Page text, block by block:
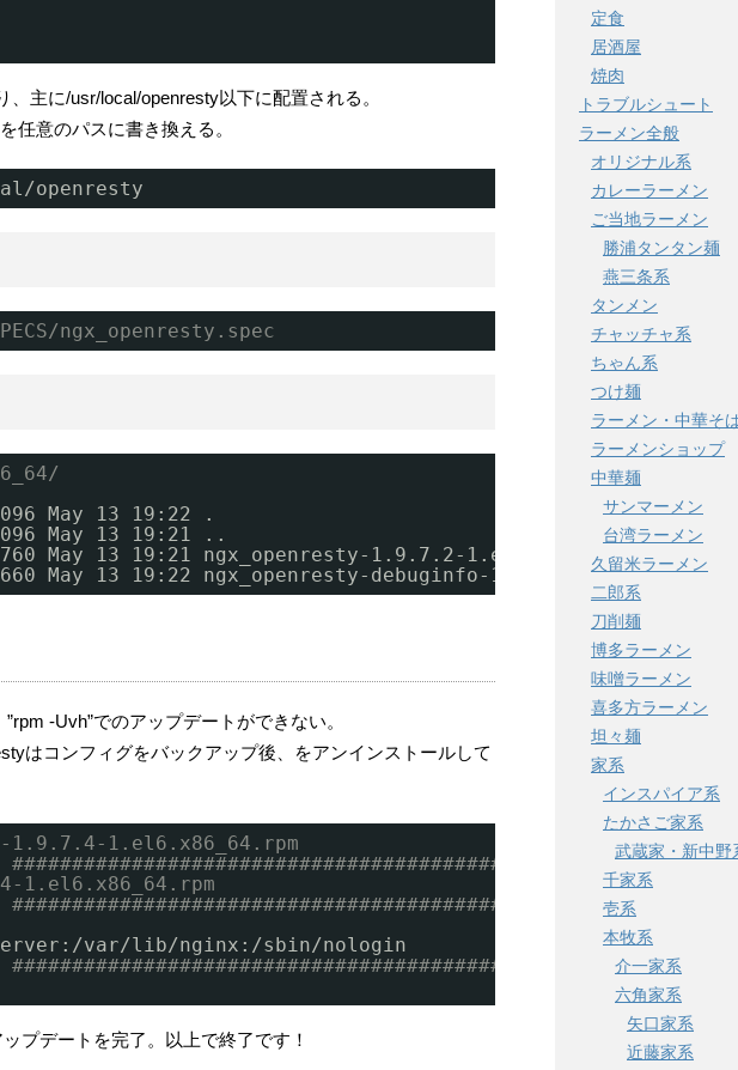
主に/usr/local/openresty以下に配置される。
任意のパスに書き換える。
openresty
ngx_openresty.spec
May 13 19:22 .
May 13 19:21 ..
May 13 19:21 ngx_openresty-1.9.7.2-1.el6.x86_64.rpm
May 13 19:22 ngx_openresty-debuginfo-1.9.7.2-
-Uvh”でのアップデートができない。
はコンフィグをバックアップ後、をアンインストールして
1.el6.x86_64.rpm
########################################### [100%]
1.el6.x86_64.rpm
########################################### [100%]
/var/lib/nginx : /sbin/nologin
########################################### [100%]
プデートを完了。以上で終了です！
定食
居酒屋
焼肉
トラブルシュート
ラーメン全般
オリジナル系
カレーラーメン
ご当地ラーメン
勝浦タンタン麺
燕三条系
タンメン
チャッチャ系
ちゃん系
つけ麺
ラーメン・中華そ
ラーメンショップ
中華麺
サンマーメン
台湾ラーメン
久留米ラーメン
二郎系
刀削麺
博多ラーメン
味噌ラーメン
喜多方ラーメン
坦々麺
家系
インスパイア系
たかさご家系
武蔵家・新中野
千家系
壱系
本牧系
介一家系
六角家系
矢口家系
近藤家系